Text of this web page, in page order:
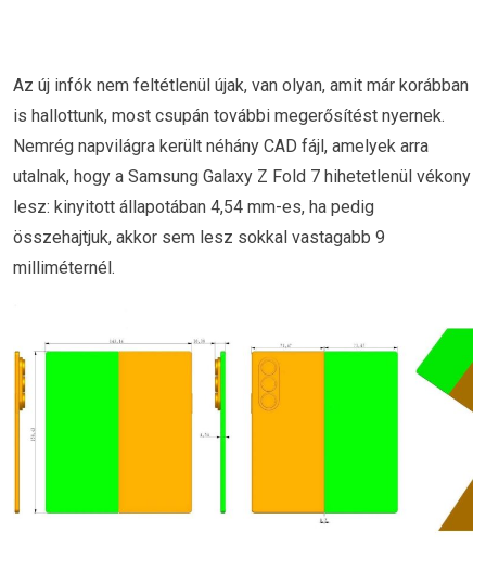
Az új infók nem feltétlenül újak, van olyan, amit már korábban
is hallottunk, most csupán további megerősítést nyernek.
Nemrég napvilágra került néhány CAD fájl, amelyek arra
utalnak, hogy a Samsung Galaxy Z Fold 7 hihetetlenül vékony
lesz: kinyitott állapotában 4,54 mm-es, ha pedig
összehajtjuk, akkor sem lesz sokkal vastagabb 9
milliméternél.